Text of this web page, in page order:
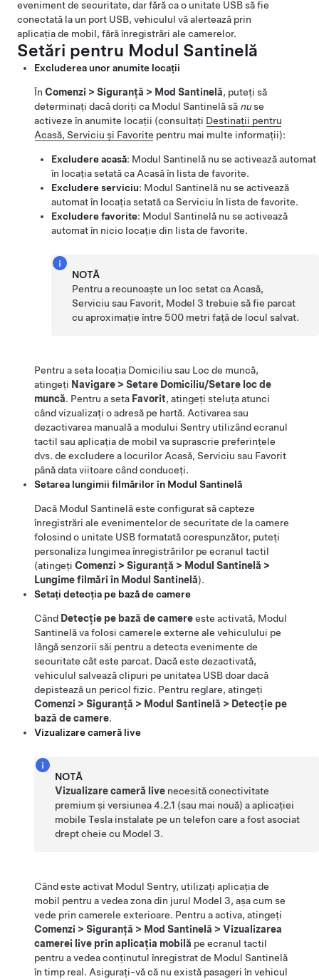
eveniment de securitate, dar fără ca o unitate USB să fie
conectată la un port USB, vehiculul vă alertează prin
aplicația de mobil, fără înregistrări ale camerelor.
Setări pentru Modul Santinelă
Excluderea unor anumite locații
În Comenzi > Siguranță > Mod Santinelă, puteți să
determinați dacă doriți ca Modul Santinelă să nuse
activeze în anumite locații (consultați Destinații pentru
Acasă, Serviciu și Favorite pentru mai multe informații):
Excludere acasă: Modul Santinelă nu se activează automat
în locația setată ca Acasă în lista de favorite.
Excludere serviciu: Modul Santinelă nu se activează
automat în locația setată ca Serviciu în lista de favorite.
Excludere favorite: Modul Santinelă nu se activează
automat în nicio locație din lista de favorite.
NOTĂ
Pentru a recunoaște un loc setat ca Acasă,
Serviciu sau Favorit, Model 3 trebuie să fie parcat
cu aproximație între 500 metri față de locul salvat.
Pentru a seta locația Domiciliu sau Loc de muncă,
atingeți Navigare > Setare Domiciliu/Setare loc de
muncă. Pentru a seta Favorit, atingeți steluța atunci
când vizualizați o adresă pe hartă. Activarea sau
dezactivarea manuală a modului Sentry utilizând ecranul
tactil sau aplicația de mobil va suprascrie preferințele
dvs. de excludere a locurilor Acasă, Serviciu sau Favorit
până data viitoare când conduceți.
Setarea lungimii filmărilor în Modul Santinelă
Dacă Modul Santinelă este configurat să capteze
înregistrări ale evenimentelor de securitate de la camere
folosind o unitate USB formatată corespunzător, puteți
personaliza lungimea înregistrărilor pe ecranul tactil
(atingeți Comenzi > Siguranță > Modul Santinelă >
Lungime filmări în Modul Santinelă).
Setați detecția pe bază de camere
Când Detecție pe bază de camereeste activată, Modul
Santinelă va folosi camerele externe ale vehiculului pe
lângă senzorii săi pentru a detecta evenimente de
securitate cât este parcat. Dacă este dezactivată,
vehiculul salvează clipuri pe unitatea USB doar dacă
depistează un pericol fizic. Pentru reglare, atingeți
Comenzi > Siguranță > Modul Santinelă > Detecție pe
bază de camere.
Vizualizare cameră live
NOTĂ
Vizualizare cameră live necesită conectivitate
premium și versiunea4.2.1 (sau mai nouă) a aplicației
mobile Tesla instalate pe un telefon care a fost asociat
drept cheie cu Model 3.
Când este activat Modul Sentry, utilizați aplicația de
mobil pentru a vedeazona din jurul Model 3, așa cum se
vede prin camerele exterioare. Pentru a activa, atingeți
Comenzi > Siguranță > Mod Santinelă > Vizualizarea
camerei live prin aplicația mobilă pe ecranul tactil
pentru a vedea conținutul înregistrat de Modul Santinelă
în timp real. Asigurați-vă că nu există pasageri în vehicul